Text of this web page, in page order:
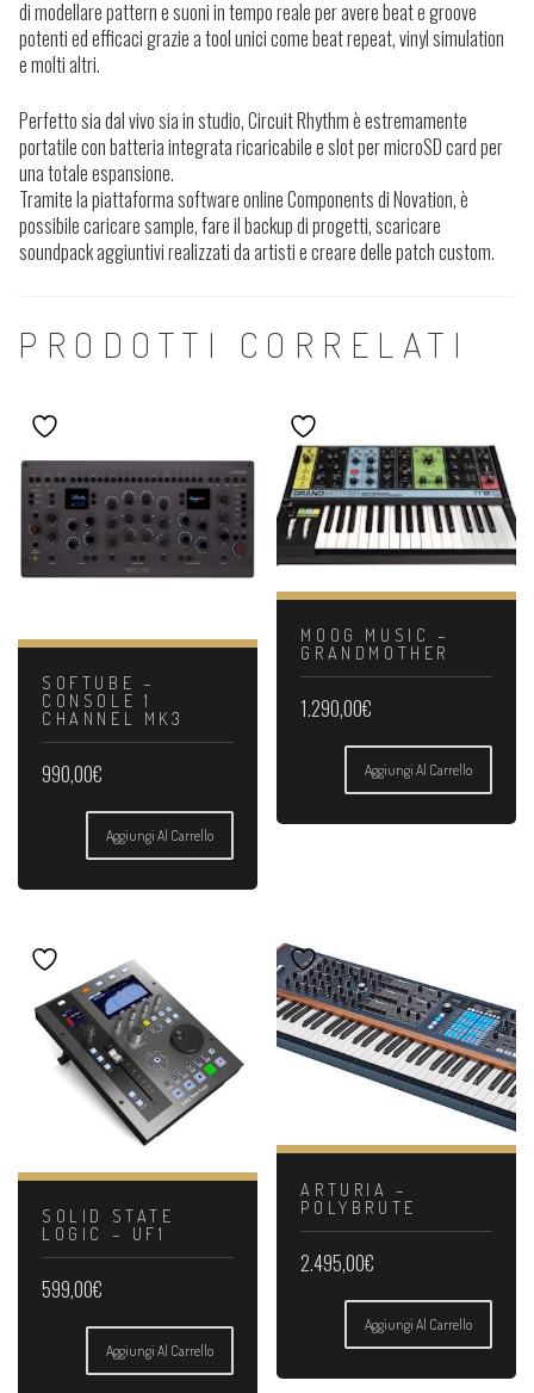
di modellare pattern e suoni in tempo reale per avere beat e groove
potenti ed efficaci grazie a tool unici come beat repeat, vinyl simulation
e molti altri.
Perfetto sia dal vivo sia in studio, Circuit Rhythm è estremamente
portatile con batteria integrata ricaricabile e slot per microSD card per
una totale espansione.
Tramite la piattaforma software online Components di Novation, è
possibile caricare sample, fare il backup di progetti, scaricare
soundpack aggiuntivi realizzati da artisti e creare delle patch custom.
PRODOTTI CORRELATI
SOFTUBE –
CONSOLE 1
CHANNEL MK3
990,00€
Aggiungi Al Carrello
MOOG MUSIC –
GRANDMOTHER
1.290,00€
Aggiungi Al Carrello
SOLID STATE
LOGIC – UF1
599,00€
Aggiungi Al Carrello
ARTURIA –
POLYBRUTE
2.495,00€
Aggiungi Al Carrello